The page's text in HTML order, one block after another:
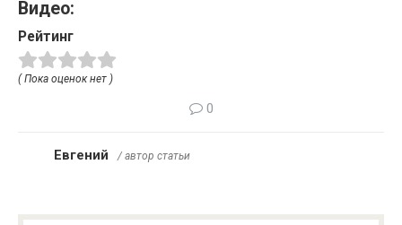
Видео:
Рейтинг
( Пока оценок нет )
0
Евгений / автор статьи